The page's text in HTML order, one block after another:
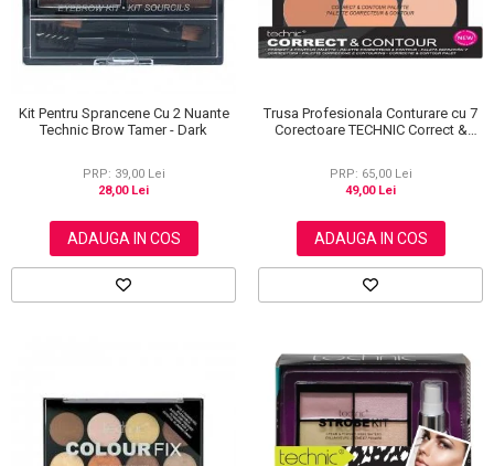
Kit Pentru Sprancene Cu 2 Nuante
Technic Brow Tamer - Dark
PRP: 39,00 Lei
28,00 Lei
ADAUGA IN COS
Trusa Profesionala Conturare cu 7
Corectoare TECHNIC Correct &
PRP: 65,00 Lei
49,00 Lei
ADAUGA IN COS